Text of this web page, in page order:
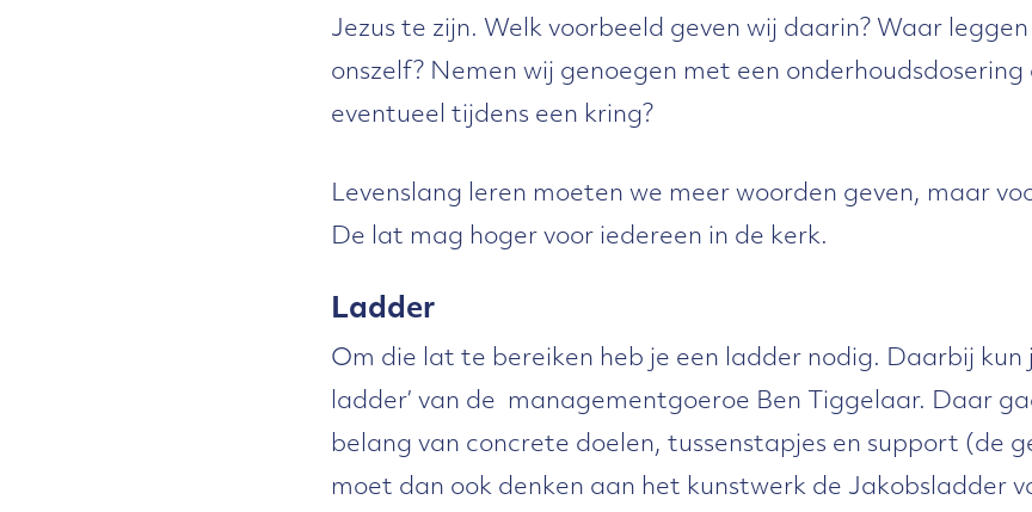
Jezus te zijn. Welk voorbeeld geven wij daarin? Waar
onszelf? Nemen wij genoegen met een
eventueel tijdens een kring?
Levenslang leren moeten we meer woorden geven, maar
De lat mag hoger voor iedereen in de kerk.
Ladder
Om die lat te bereiken heb je een ladder nodig. Daarbij kun
ladder’ van de managementgoeroe Ben Tiggelaar. Daar
belang van concrete doelen, tussenstapjes en support (de
moet dan ook denken aan het kunstwerk de Jakobsladder